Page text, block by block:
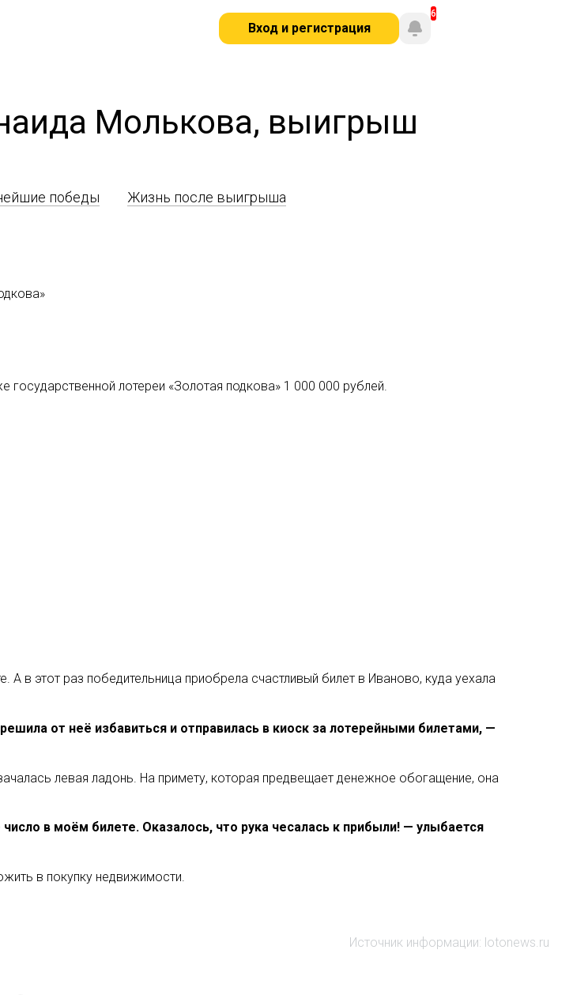
Вход и регистрация
Молькова, выигрыш
победы Жизнь после выигрыша
лотереи «Золотая подкова» 1 000 000 рублей.
в этот раз победительница приобрела счастливый билет в Иваново, куда уехала
от неё избавиться и отправилась в киоск за лотерейными билетами, —
левая ладонь. На примету, которая предвещает денежное обогащение, она
в моём билете. Оказалось, что рука чесалась к прибыли! — улыбается
в покупку недвижимости.
Источник информации: lotonews.ru